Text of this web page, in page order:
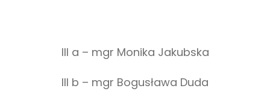
III a – mgr Monika Jakubska
III b – mgr Bogusława Duda